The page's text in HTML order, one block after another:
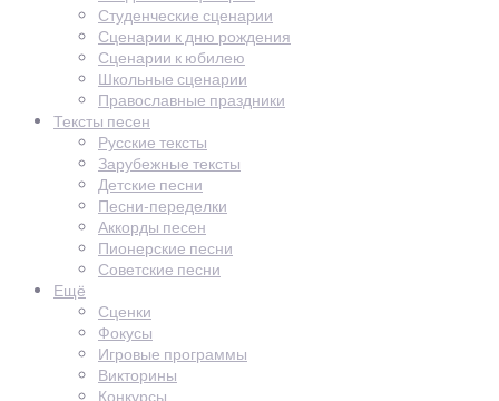
Студенческие сценарии
Сценарии к дню рождения
Сценарии к юбилею
Школьные сценарии
Православные праздники
Тексты песен
Русские тексты
Зарубежные тексты
Детские песни
Песни-переделки
Аккорды песен
Пионерские песни
Советские песни
Ещё
Сценки
Фокусы
Игровые программы
Викторины